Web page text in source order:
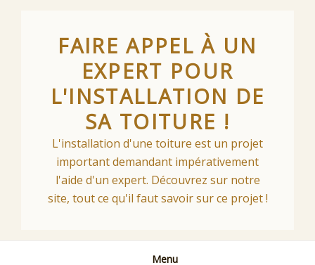
FAIRE APPEL À UN
EXPERT POUR
L'INSTALLATION DE
SA TOITURE !
L'installation d'une toiture est un projet
important demandant impérativement
l'aide d'un expert. Découvrez sur notre
site, tout ce qu'il faut savoir sur ce projet !
Menu